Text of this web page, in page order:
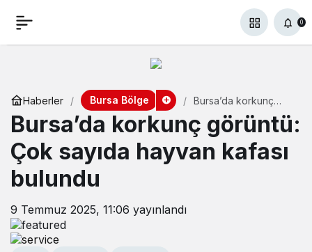
0
Haberler Bursa Bölge
Bursa’da korkunç
görüntü: Çok sayıda
hayvan kafası
bulundu
Bursa’da korkunç görüntü:
Çok sayıda hayvan kafası
bulundu
9 Temmuz 2025, 11:06 yayınlandı